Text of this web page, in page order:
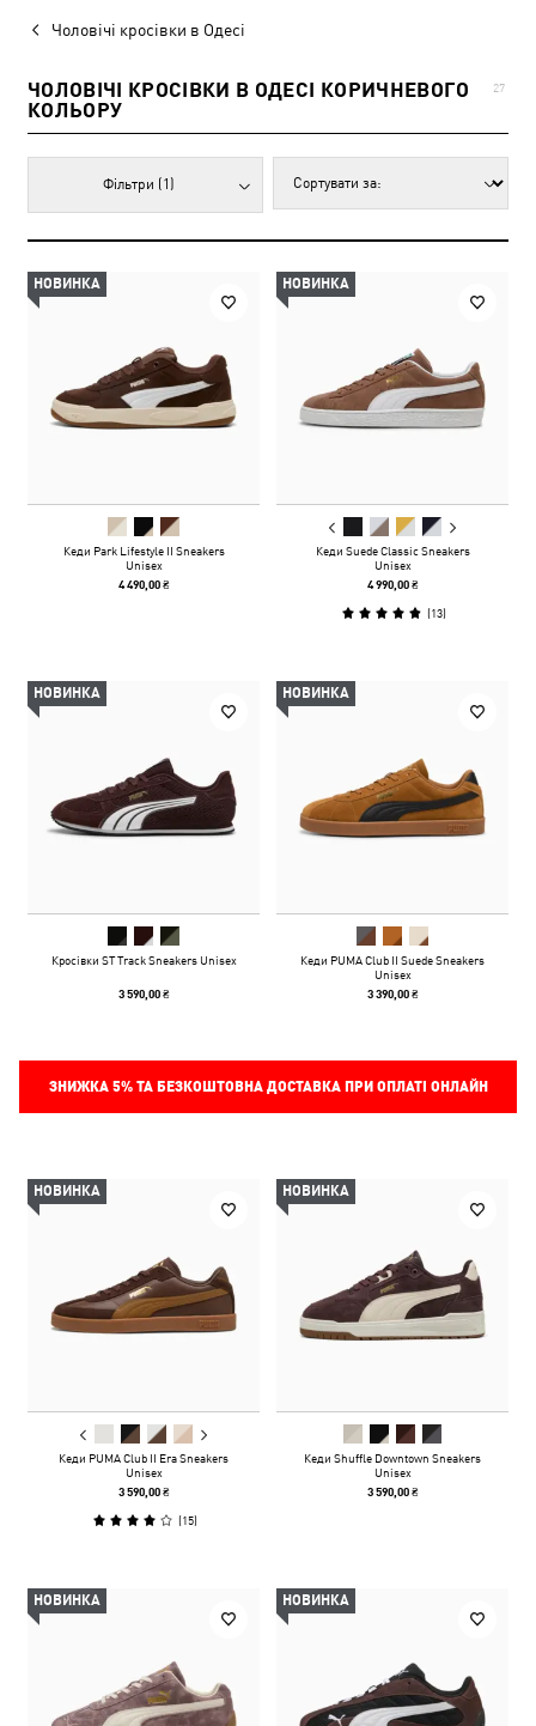
Чоловічі кросівки в Одесі
ЧОЛОВІЧІ КРОСІВКИ В ОДЕСІ КОРИЧНЕВОГО
КОЛЬОРУ
27
Фільтри (1)
НОВИНКА
Кеди Park Lifestyle II Sneakers
Unisex
4 490,00 ₴
НОВИНКА
Кеди Suede Classic Sneakers
Unisex
4 990,00 ₴
(13)
НОВИНКА
Кросівки ST Track Sneakers Unisex
3 590,00 ₴
НОВИНКА
Кеди PUMA Club II Suede Sneakers
Unisex
3 390,00 ₴
ЗНИЖКА 5%ТА БЕЗКОШТОВНА ДОСТАВКА ПРИ ОПЛАТІ ОНЛАЙН
НОВИНКА
Кеди PUMA Club II Era Sneakers
Unisex
3 590,00 ₴
(15)
НОВИНКА
Кеди Shuffle Downtown Sneakers
Unisex
3 590,00 ₴
НОВИНКА НОВИНКА